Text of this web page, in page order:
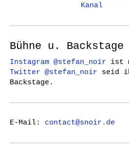
Kanal
Bühne u. Backstage
Instagram @stefan_noir ist
Twitter @stefan_noir seid
Backstage.
E-Mail: contact@snoir.de